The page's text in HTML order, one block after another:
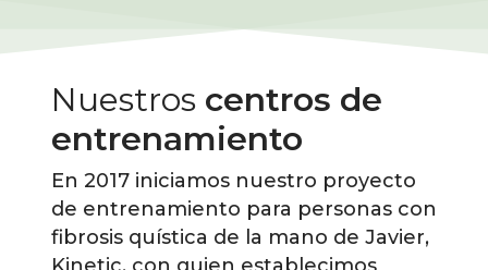
Nuestroscentros de
entrenamiento
En 2017 iniciamos nuestro proyecto
de entrenamiento para personas con
fibrosis quística de la mano de Javier,